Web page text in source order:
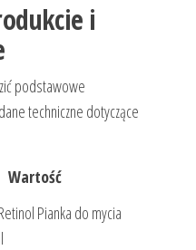
i
podstawowe
techniczne dotyczące
Wartość
Pianka do mycia